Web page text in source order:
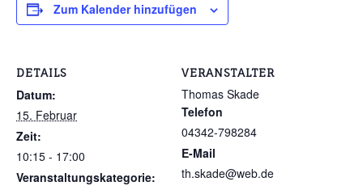
Zum Kalender hinzufügen
DETAILS
Datum:
15. Februar
Zeit:
10:15 - 17:00
Veranstaltungskategorie:
VERANSTALTER
Thomas Skade
Telefon
04342-798284
E-Mail
th.skade@web.de